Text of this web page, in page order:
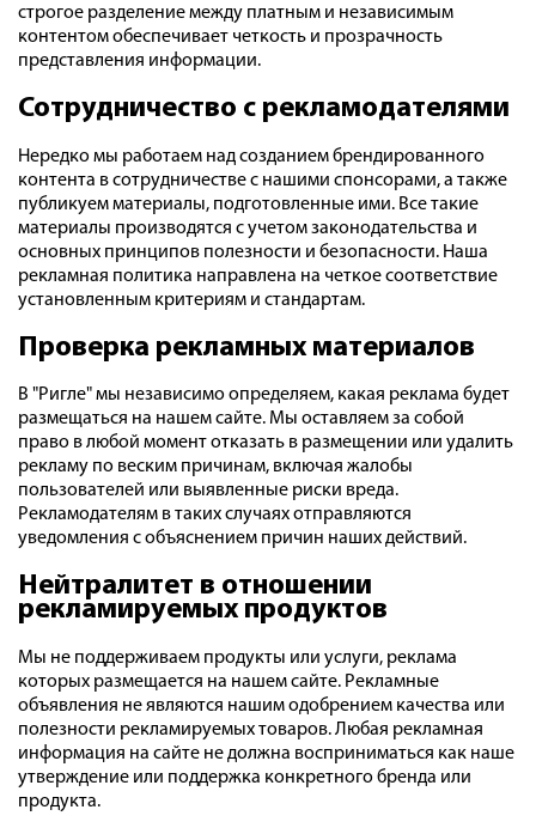
строгое разделение между платным и независимым
контентом обеспечивает четкость и прозрачность
представления информации.
Сотрудничество с рекламодателями
Нередко мы работаем над созданием брендированного
контента в сотрудничестве с нашими спонсорами, а также
публикуем материалы, подготовленные ими. Все такие
материалы производятся с учетом законодательства и
основных принципов полезности и безопасности. Наша
рекламная политика направлена на четкое соответствие
установленным критериям и стандартам.
Проверка рекламных материалов
В "Ригле" мы независимо определяем, какая реклама будет
размещаться на нашем сайте. Мы оставляем за собой
право в любой момент отказать в размещении или удалить
рекламу по веским причинам, включая жалобы
пользователей или выявленные риски вреда.
Рекламодателям в таких случаях отправляются
уведомления с объяснением причин наших действий.
Нейтралитет в отношении
рекламируемых продуктов
Мы не поддерживаем продукты или услуги, реклама
которых размещается на нашем сайте. Рекламные
объявления не являются нашим одобрением качества или
полезности рекламируемых товаров. Любая рекламная
информация на сайте не должна восприниматься как наше
утверждение или поддержка конкретного бренда или
продукта.